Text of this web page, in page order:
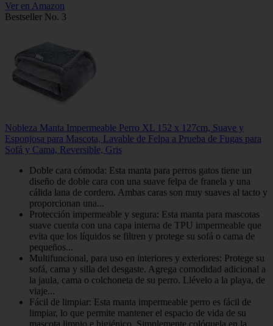
Ver en Amazon
Bestseller No. 3
Nobleza Manta Impermeable Perro XL 152 x 127cm, Suave y
Esponjosa para Mascota, Lavable de Felpa a Prueba de Fugas para
Sofá y Cama, Reversible, Gris
Doble cara cómoda: Esta manta para perros gatos tiene un
diseño de doble cara con una suave felpa de franela y una
cálida lana de cordero. Ambas caras son muy suaves al tacto y
proporcionan una...
Protección impermeable y segura: Esta manta para mascotas
suave cuenta con una capa interna de TPU impermeable que
evita que los líquidos se filtren y protege su sofá o cama de
pequeños...
Multifuncional, para uso en interiores y exteriores: Protege su
sofá, cama y silla del desgaste. Agrega comodidad adicional a
la jaula, cama o colchoneta de su perro. Llévelo a la playa, de
viaje...
Fácil de limpiar: Esta manta impermeable perro es fácil de
limpiar, lo que permite mantener el espacio de vida de su